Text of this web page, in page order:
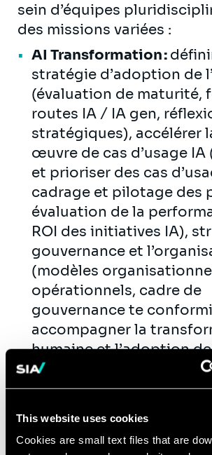
This website uses cookies
Cookies are small text files that are
sein d’équipes
des missions variées :
AI Transformation :
stratégie d’adoption de
(évaluation de maturité,
routes IA / IA gen,
stratégiques), accélérer
œuvre de cas d’usage
et prioriser des cas
cadrage et pilotage des
évaluation de la
ROI des initiatives IA),
gouvernance et
(modèles
opérationnels, cadre de
gouvernance te
accompagner la
humaine et l’adoption de
responsable et centrée
l’humain).
data, contribuer à la
cas d'usage data, mettre